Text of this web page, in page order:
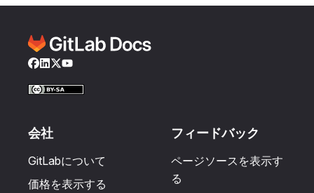
Facebook
LinkedIn
Twitter
YouTube
会社
GitLabについて
価格を表示する
フィードバック
ページソースを表示す
る